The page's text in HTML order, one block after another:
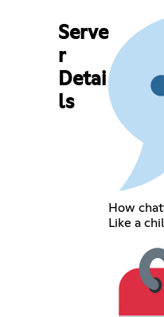
Serve
r
Detai
ls
How
Like a